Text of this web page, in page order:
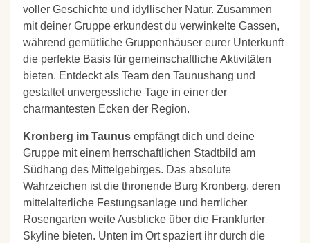
voller Geschichte und idyllischer Natur. Zusammen
mit deiner Gruppe erkundest du verwinkelte Gassen,
während gemütliche Gruppenhäuser eurer Unterkunft
die perfekte Basis für gemeinschaftliche Aktivitäten
bieten. Entdeckt als Team den Taunushang und
gestaltet unvergessliche Tage in einer der
charmantesten Ecken der Region.
Kronberg im Taunus empfängt dich und deine
Gruppe mit einem herrschaftlichen Stadtbild am
Südhang des Mittelgebirges. Das absolute
Wahrzeichen ist die thronende Burg Kronberg, deren
mittelalterliche Festungsanlage und herrlicher
Rosengarten weite Ausblicke über die Frankfurter
Skyline bieten. Unten im Ort spaziert ihr durch die